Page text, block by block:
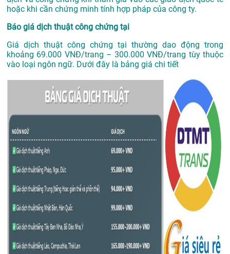
hoặc khi cần chứng minh tính hợp pháp của công ty.
Báo giá dịch thuật công chứng tại
Giá dịch thuật công chứng tại thường dao động trong
khoảng 69.000 VNĐ/trang – 300.000 VNĐ/trang tùy thuộc
vào loại ngôn ngữ. Dưới đây là bảng giá chi tiết